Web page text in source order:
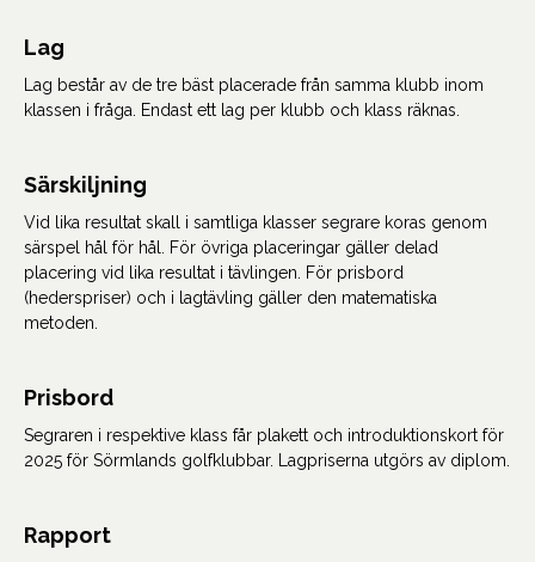
Lag
Lag består av de tre bäst placerade från samma klubb inom
klassen i fråga. Endast ett lag per klubb och klass räknas.
Särskiljning
Vid lika resultat skall i samtliga klasser segrare koras genom
särspel hål för hål. För övriga placeringar gäller delad
placering vid lika resultat i tävlingen. För prisbord
(hederspriser) och i lagtävling gäller den matematiska
metoden.
Prisbord
Segraren i respektive klass får plakett och introduktionskort för
2025 för Sörmlands golfklubbar. Lagpriserna utgörs av diplom.
Rapport